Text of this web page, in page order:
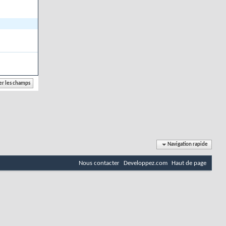
Navigation rapide
Nous contacter Developpez.com Haut de page